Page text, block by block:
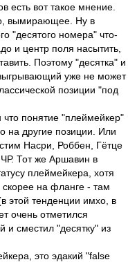
есть вот такое мнение.
вымирающее. Ну в
"десятого номера" что-
и центр поля насытить,
Поэтому "десятка" и
уже не может
позиции "под
что понятие "плеймейкер"
на другие позиции. Или
Насри, Роббен, Гётце
Тот же Аршавин в
плеймейкера, хотя
на фланге - там
этой тенденции имхо, в
очень отметился
и сместил "десятку" из
это эдакий "false